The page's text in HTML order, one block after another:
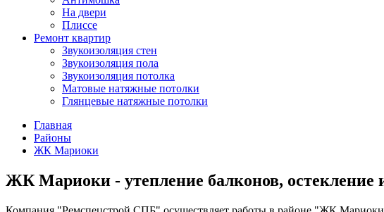
На двери
Плиссе
Ремонт квартир
Звукоизоляция стен
Звукоизоляция пола
Звукоизоляция потолка
Матовые натяжные потолки
Глянцевые натяжные потолки
Главная
Районы
ЖК Мариоки
ЖК Мариоки - утепление балконов, остекление